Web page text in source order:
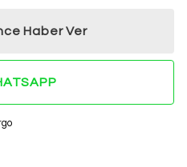
Haber Ver